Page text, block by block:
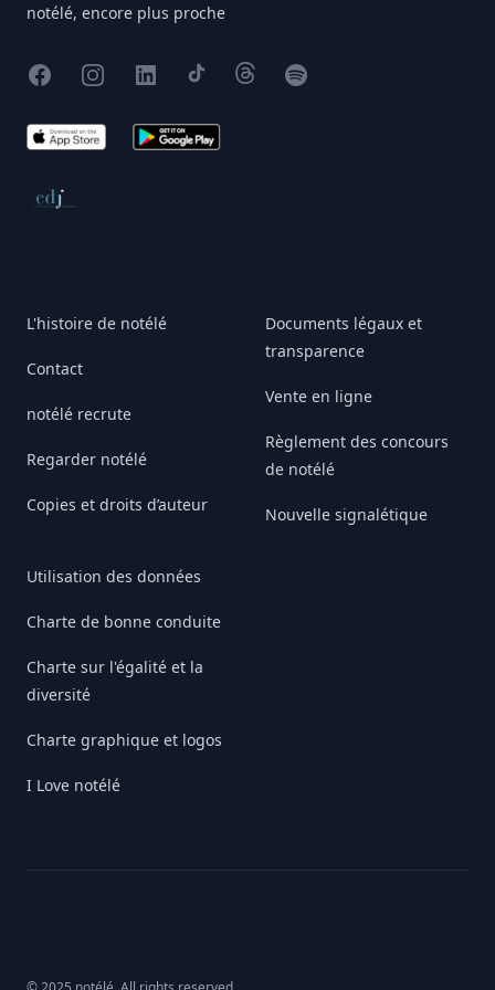
notélé, encore plus proche
FacebookInstagram
X TikTokThreadsSpotify
App Store Google Play
Conseil de déontologie journalistique
L'histoire de notélé
Contact
notélé recrute
Regarder notélé
Copies et droits d’auteur
Utilisation des données
Charte de bonne conduite
Charte sur l'égalité et la
diversité
Charte graphique et logos
I Love notélé
Documents légaux et
transparence
Vente en ligne
Règlement des concours
de notélé
Nouvelle signalétique